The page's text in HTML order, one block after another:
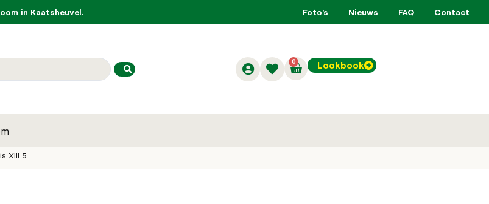
in Kaatsheuvel. Foto’s Nieuws FAQ Contact
0 Lookbook
XIII 5